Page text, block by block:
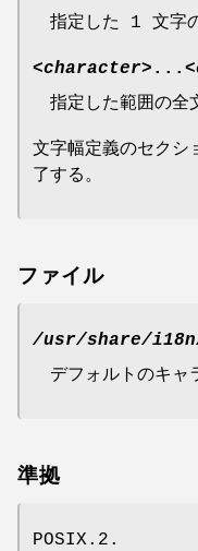
指定した 1 文字
<character>...<
指定した範囲の全
文字幅定義のセクシ
了する。
ファイル
/usr/share/i18n/
デフォルトのキャ
準拠
POSIX.2.